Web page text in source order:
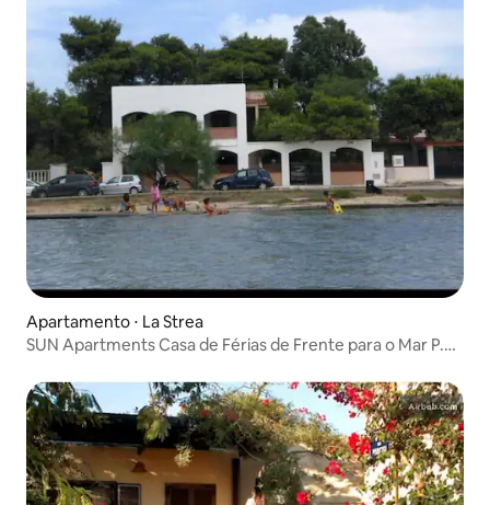
Apartamento ⋅ La Strea
SUN Apartments Casa de Férias de Frente para o Mar P.